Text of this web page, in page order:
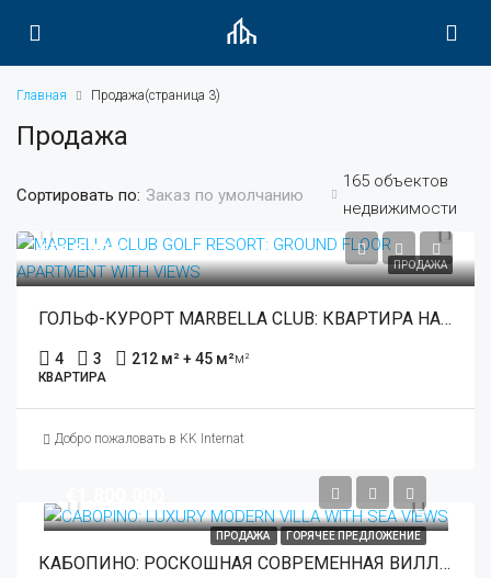
Главная Продажа(страница 3)
Продажа
165 объектов
недвижимости
Сортировать по: Заказ по умолчанию
ПРОДАЖА
€915,000
ГОЛЬФ-КУРОРТ MARBELLA CLUB: КВАРТИРА НА ПЕРВОМ ЭТАЖЕ С ВИДОМ
4 3 212 м² + 45 м²м²
КВАРТИРА
Добро пожаловать в KK International Estate
ПРОДАЖА ГОРЯЧЕЕ ПРЕДЛОЖЕНИЕ
КАБОПИНО: РОСКОШНАЯ СОВРЕМЕННАЯ ВИЛЛА С ВИДОМ НА МОРЕ